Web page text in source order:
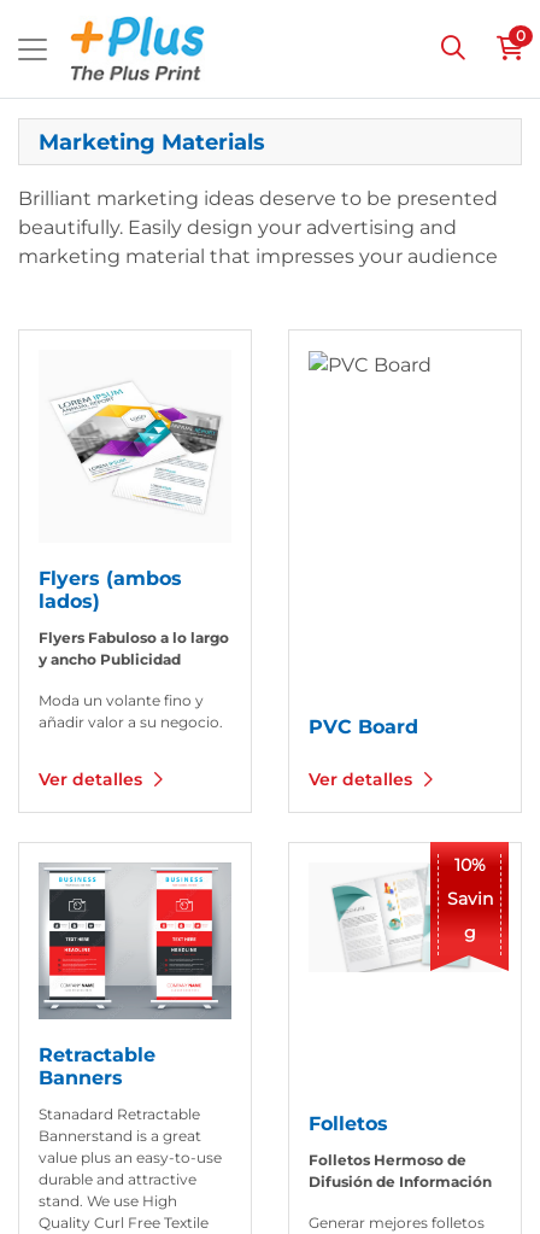
0
Marketing Materials
Brilliant marketing ideas deserve to be presented
beautifully. Easily design your advertising and
marketing material that impresses your audience
Flyers (ambos
lados)
Flyers Fabuloso a lo largo
y ancho Publicidad
Moda un volante fino y
añadir valor a su negocio.
Ver detalles
PVC Board
Ver detalles
Retractable
Banners
Stanadard Retractable
Bannerstand is a great
value plus an easy-to-use
durable and attractive
stand. We use High
Quality Curl Free Textile
10%
Savin
g
Folletos
Folletos Hermoso de
Difusión de Información
Generar mejores folletos
Ver detalles Folletos